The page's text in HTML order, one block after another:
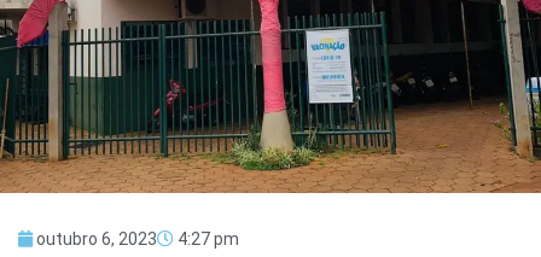
outubro 6, 2023 4:27 pm